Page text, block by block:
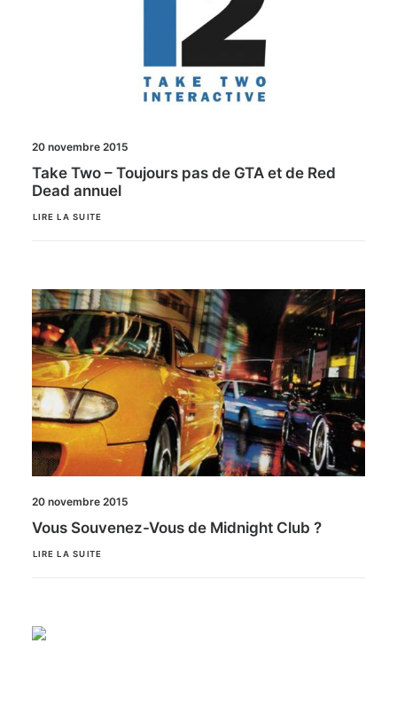
20 novembre 2015
Take Two – Toujours pas de GTA et de Red
Dead annuel
LIRE LA SUITE
20 novembre 2015
Vous Souvenez-Vous de Midnight Club ?
LIRE LA SUITE